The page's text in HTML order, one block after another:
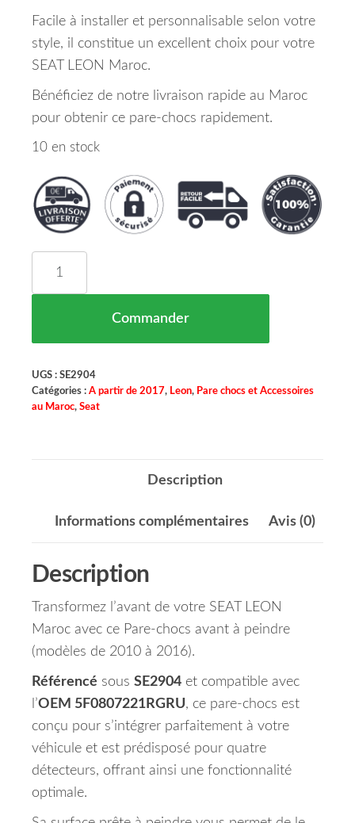
Facile à installer et personnalisable selon votre
style, il constitue un excellent choix pour votre
SEAT LEON Maroc.
Bénéficiez de notre livraison rapide au Maroc
pour obtenir ce pare-chocs rapidement.
10 en stock
Commander
UGS : SE2904
Catégories : A partir de 2017, Leon, Pare chocs et Accessoires
au Maroc, Seat
Description
Informations complémentaires Avis (0)
Description
Transformez l’avant de votre SEAT LEON
Maroc avec ce Pare-chocs avant à peindre
(modèles de 2010 à 2016).
Référencé sous SE2904 et compatible avec
l’OEM 5F0807221RGRU, ce pare-chocs est
conçu pour s’intégrer parfaitement à votre
véhicule et est prédisposé pour quatre
détecteurs, offrant ainsi une fonctionnalité
optimale.